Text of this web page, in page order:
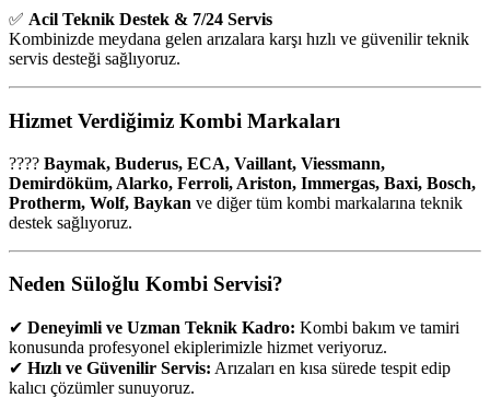
✅ Acil Teknik Destek & 7/24 Servis
Kombinizde meydana gelen arızalara karşı hızlı ve güvenilir teknik
servis desteği sağlıyoruz.
Hizmet Verdiğimiz Kombi Markaları
???? Baymak, Buderus, ECA, Vaillant, Viessmann,
Demirdöküm, Alarko, Ferroli, Ariston, Immergas, Baxi, Bosch,
Protherm, Wolf, Baykan ve diğer tüm kombi markalarına teknik
destek sağlıyoruz.
Neden Süloğlu Kombi Servisi?
✔ Deneyimli ve Uzman Teknik Kadro: Kombi bakım ve tamiri
konusunda profesyonel ekiplerimizle hizmet veriyoruz.
✔ Hızlı ve Güvenilir Servis: Arızaları en kısa sürede tespit edip
kalıcı çözümler sunuyoruz.